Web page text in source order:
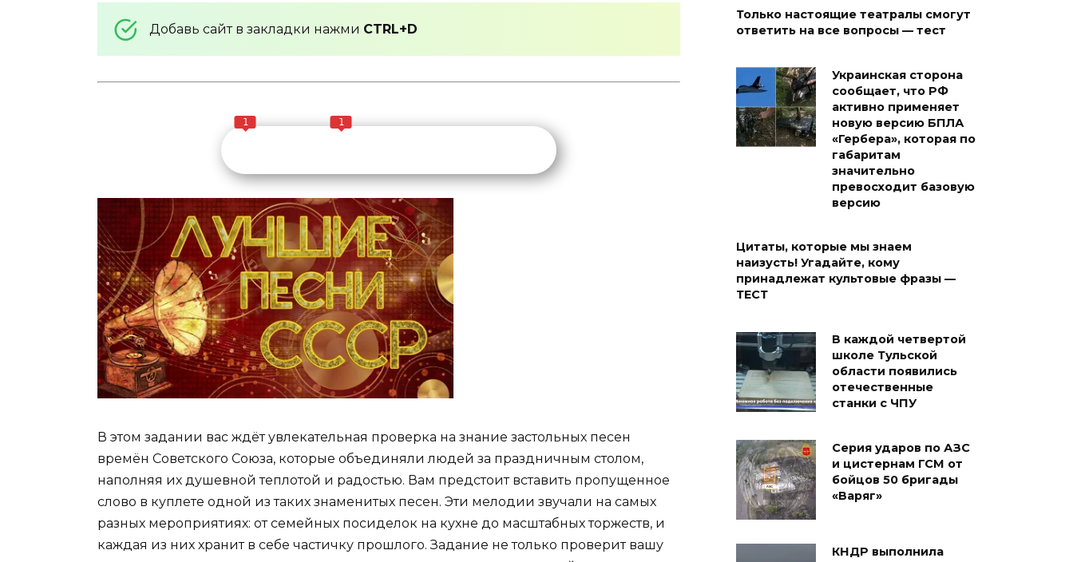
Добавь сайт в закладки нажми CTRL+D
1 1
В этом задании вас ждёт увлекательная проверка на знание застольных песен
времён Советского Союза, которые объединяли людей за праздничным столом,
наполняя их душевной теплотой и радостью. Вам предстоит вставить пропущенное
слово в куплете одной из таких знаменитых песен. Эти мелодии звучали на самых
разных мероприятиях: от семейных посиделок на кухне до масштабных торжеств, и
каждая из них хранит в себе частичку прошлого. Задание не только проверит вашу
Только настоящие театралы смогут
ответить на все вопросы — тест
Украинская сторона
сообщает, что РФ
активно применяет
новую версию БПЛА
«Гербера», которая по
габаритам
значительно
превосходит базовую
версию
Цитаты, которые мы знаем
наизусть! Угадайте, кому
принадлежат культовые фразы —
ТЕСТ
В каждой четвертой
школе Тульской
области появились
отечественные
станки с ЧПУ
Серия ударов по АЗС
и цистернам ГСМ от
бойцов 50 бригады
«Варяг»
КНДР выполнила